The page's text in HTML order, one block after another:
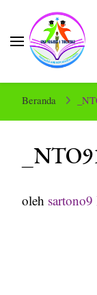
Beranda
oleh sartono9